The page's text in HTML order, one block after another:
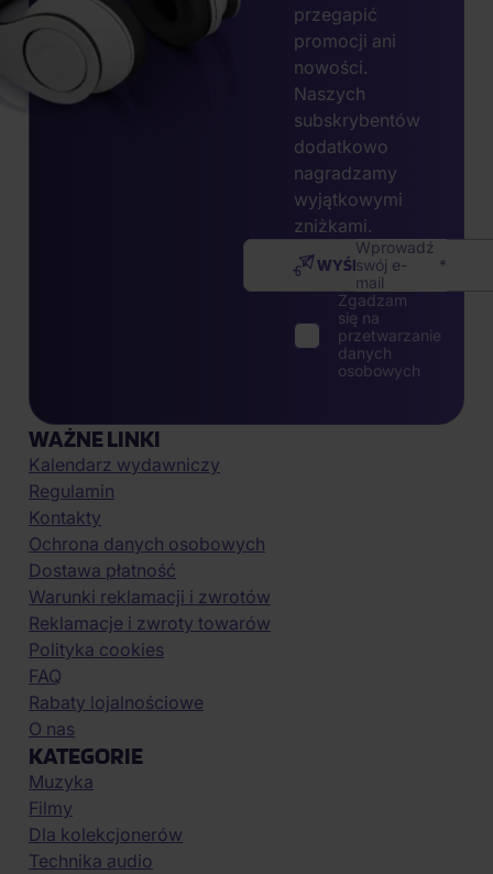
przegapić
promocji ani
nowości.
Naszych
subskrybentów
dodatkowo
nagradzamy
wyjątkowymi
zniżkami.
Wprowadź
swój e-
mail
WYŚLIJ
Zgadzam
się na
przetwarzanie
danych
osobowych
WAŻNE LINKI
Kalendarz wydawniczy
Regulamin
Kontakty
Ochrona danych osobowych
Dostawa płatność
Warunki reklamacji i zwrotów
Reklamacje i zwroty towarów
Polityka cookies
FAQ
Rabaty lojalnościowe
O nas
KATEGORIE
Muzyka
Filmy
Dla kolekcjonerów
Technika audio